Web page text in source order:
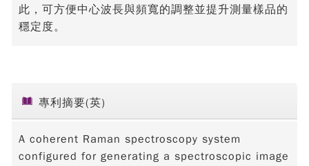
此，可方便中心波長與頻寬的調整並提升測量樣品的
穩定度。
專利摘要(英)
A coherent Raman spectroscopy system
configured for generating a spectroscopic image